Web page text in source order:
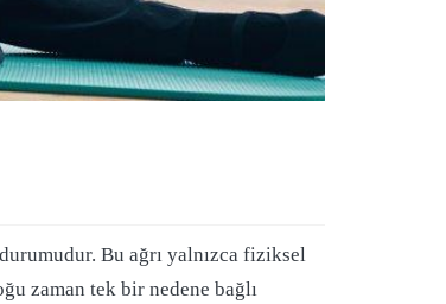
Bu ağrı yalnızca fiziksel
zaman tek bir nedene bağlı